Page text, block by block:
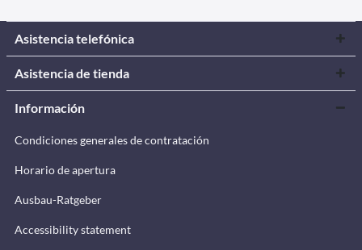
Asistencia telefónica
Asistencia de tienda
Información
Condiciones generales de contratación
Horario de apertura
Ausbau-Ratgeber
Accessibility statement